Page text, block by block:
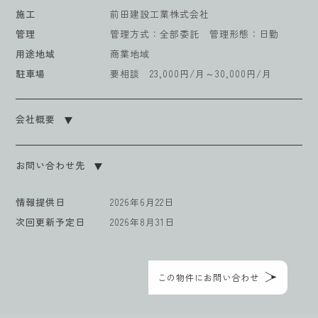
施工
前田建設工業株式会社
管理
管理方式：全部委託 管理形態：日勤
用途地域
商業地域
駐車場
要相談 23,000円/月～30,000円/月
会社概要
お問い合わせ先
情報提供日
2026年6月22日
次回更新予定日
2026年8月31日
この物件にお問い合わせ